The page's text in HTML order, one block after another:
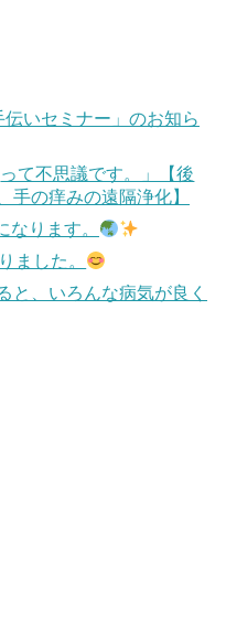
いセミナー」のお知ら
って不思議です。」【後
手の痒みの遠隔浄化】
ります。
ました。
と、いろんな病気が良く